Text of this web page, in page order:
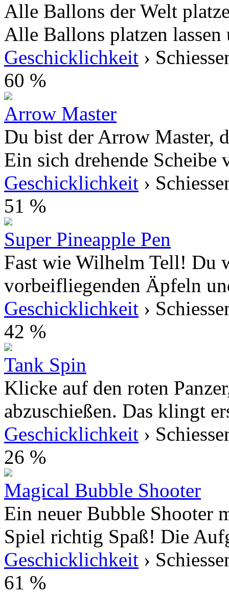
Alle Ballons der Welt
Alle Ballons platzen
Geschicklichkeit ›
60 %
Arrow Master
Du bist der Arrow Master,
Ein sich drehende Scheibe
Geschicklichkeit ›
51 %
Super Pineapple Pen
Fast wie Wilhelm Tell! Du
vorbeifliegenden Äpfeln
Geschicklichkeit ›
42 %
Tank Spin
Klicke auf den roten
abzuschießen. Das klingt
Geschicklichkeit ›
26 %
Magical Bubble Shooter
Ein neuer Bubble Shooter
Spiel richtig Spaß! Die
Geschicklichkeit ›
61 %